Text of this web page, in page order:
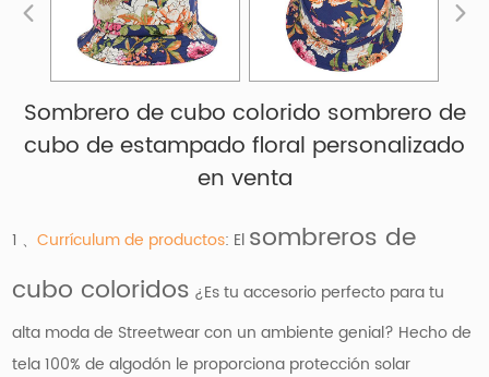
Sombrero de cubo colorido sombrero de
cubo de estampado floral personalizado
en venta
1 、Currículum de productos: El sombreros de
cubo coloridos ¿Es tu accesorio perfecto para tu
alta moda de Streetwear con un ambiente genial? Hecho de
tela 100% de algodón le proporciona protección solar